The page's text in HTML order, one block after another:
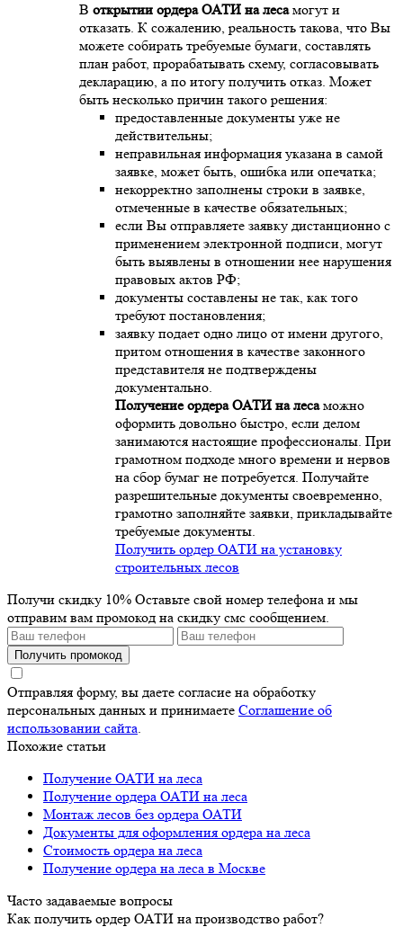
В открытии ордера ОАТИ на лесамогут и
отказать. К сожалению, реальность такова, что Вы
можете собирать требуемые бумаги, составлять
план работ, прорабатывать схему, согласовывать
декларацию, а по итогу получить отказ. Может
быть несколько причин такого решения:
предоставленные документы уже не
действительны;
неправильная информация указана в самой
заявке, может быть, ошибка или опечатка;
некорректно заполнены строки в заявке,
отмеченные в качестве обязательных;
если Вы отправляете заявку дистанционно с
применением электронной подписи, могут
быть выявлены в отношении нее нарушения
правовых актов РФ;
документы составлены не так, как того
требуют постановления;
заявку подает одно лицо от имени другого,
притом отношения в качестве законного
представителя не подтверждены
документально.
Получение ордера ОАТИ на лесаможно
оформить довольно быстро, если делом
занимаются настоящие профессионалы. При
грамотном подходе много времени и нервов
на сбор бумаг не потребуется. Получайте
разрешительные документы своевременно,
грамотно заполняйте заявки, прикладывайте
требуемые документы.
Получить ордер ОАТИ на установку
строительных лесов
Получи скидку 10% Оставьте свой номер телефона и мы
отправим вам промокод на скидку смс сообщением.
Получить промокод
Отправляя форму, вы даете согласие на обработку
персональных данных и принимаете Соглашение об
использовании сайта.
Похожие статьи
Получение ОАТИ на леса
Получение ордера ОАТИ на леса
Монтаж лесов без ордера ОАТИ
Документы для оформления ордера на леса
Стоимость ордера на леса
Получение ордера на леса в Москве
Часто задаваемые вопросы
Как получить ордер ОАТИ на производство работ?